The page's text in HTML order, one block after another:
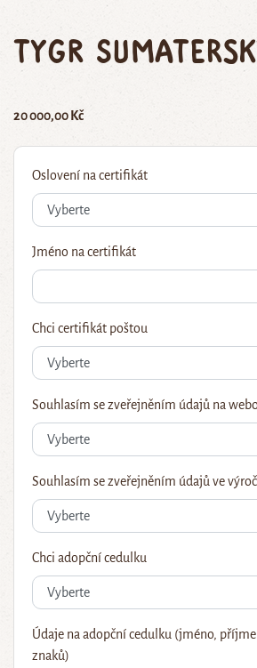
tygr
20 000,00 Kč
Oslovení na certifikát
Jméno na certifikát
Chci certifikát poštou
Souhlasím se zveřejněním údajů na
Souhlasím se zveřejněním údajů ve
Chci adopční cedulku
Údaje na adopční cedulku (jméno,
znaků)